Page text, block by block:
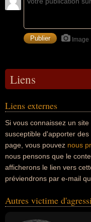
Image
Liens
Liens externes
Si vous connaissez un
susceptible d'apporter
page, vous pouvez nous
nous pensons que le
afficherons le lien vers
préviendrons par e-mail
Autres victime